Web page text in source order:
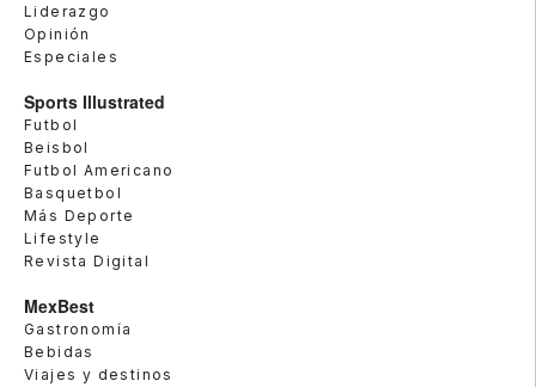
Liderazgo
Opinión
Especiales
Sports Illustrated
Futbol
Beisbol
Futbol Americano
Basquetbol
Más Deporte
Lifestyle
Revista Digital
MexBest
Gastronomía
Bebidas
Viajes y destinos